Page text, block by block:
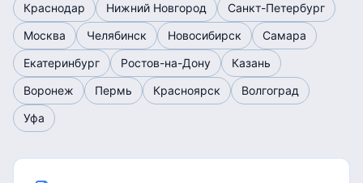
Краснодар Нижний Новгород
Санкт-Петербург
Москва
Челябинск Новосибирск
Самара
Екатеринбург
Ростов-на-Дону
Казань
Воронеж
Пермь Красноярск
Волгоград
Уфа